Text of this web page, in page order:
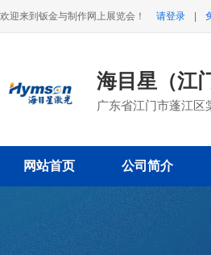
欢迎来到钣金与制作网上展览会！ 请登录
海目星（江
广东省江门市蓬江区
网站首页 公司简介